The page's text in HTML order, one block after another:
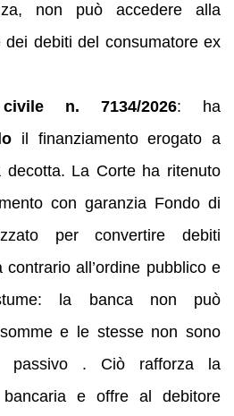
non può accedere alla
dei debiti del consumatore ex
civile n. 7134/2026: ha
il finanziamento erogato a
decotta. La Corte ha ritenuto
con garanzia Fondo di
per convertire debiti
contrario all’ordine pubblico e
la banca non può
e le stesse non sono
passivo . Ciò rafforza la
bancaria e offre al debitore